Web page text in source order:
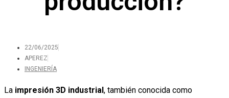
22/06/2025
APEREZ
INGENIERÍA
La impresión 3D industrial, también conocida como